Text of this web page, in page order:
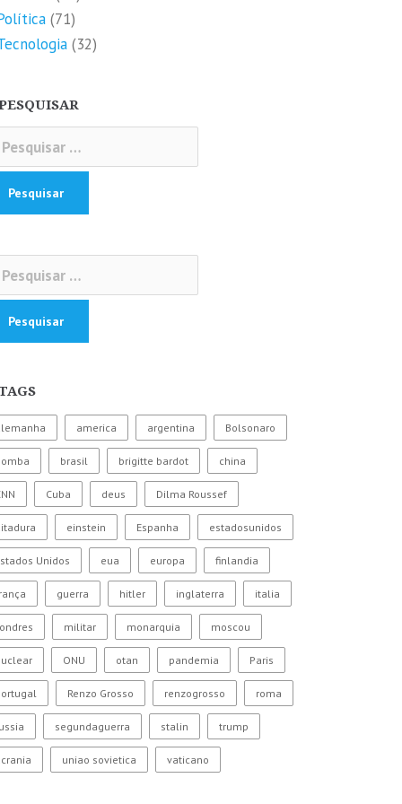
(71)
(32)
america argentina Bolsonaro
brasil brigitte bardot china
Cuba deus Dilma Roussef
einstein Espanha estadosunidos
Unidos eua europa finlandia
guerra hitler inglaterra italia
militar monarquia moscou
ONU otan pandemia Paris
Renzo Grosso renzogrosso roma
segundaguerra stalin trump
uniao sovietica vaticano